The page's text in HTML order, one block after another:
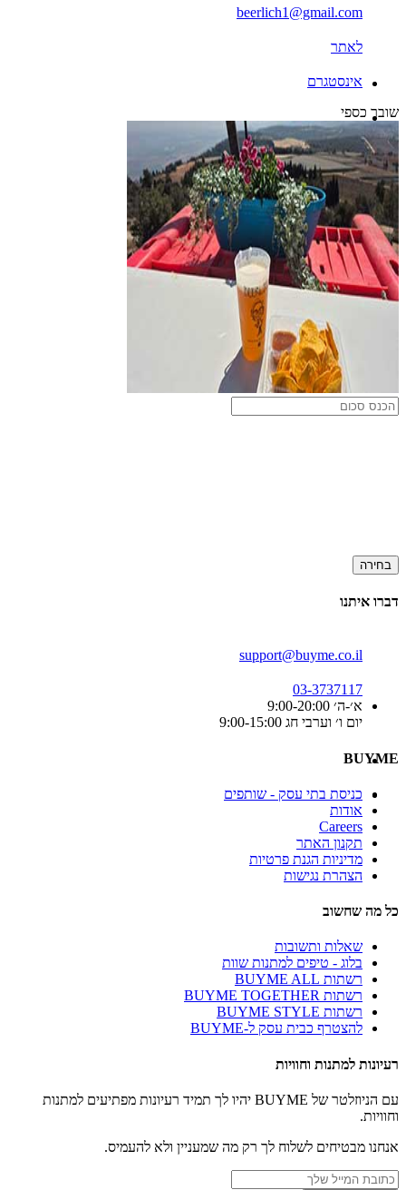
beerlich1@gmail.com
לאתר
אינסטגרם
שובר כספי
בחירה
דברו איתנו
support@buyme.co.il
03-3737117
א׳-ה׳ 9:00-20:00
יום ו׳ וערבי חג 9:00-15:00
BUYME
כניסת בתי עסק - שותפים
אודות
Careers
תקנון האתר
מדיניות הגנת פרטיות
הצהרת נגישות
כל מה שחשוב
שאלות ותשובות
בלוג - טיפים למתנות שוות
רשתות BUYME ALL
רשתות BUYME TOGETHER
רשתות BUYME STYLE
להצטרף כבית עסק ל-BUYME
רעיונות למתנות וחוויות
עם הניוזלטר של BUYME יהיו לך תמיד רעיונות מפתיעים למתנות
וחוויות.
אנחנו מבטיחים לשלוח לך רק מה שמעניין ולא להעמיס.